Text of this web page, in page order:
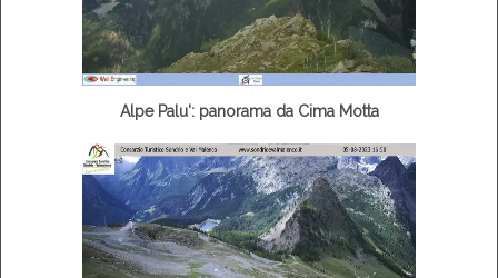
Alpe Palu': panorama da Cima Motta